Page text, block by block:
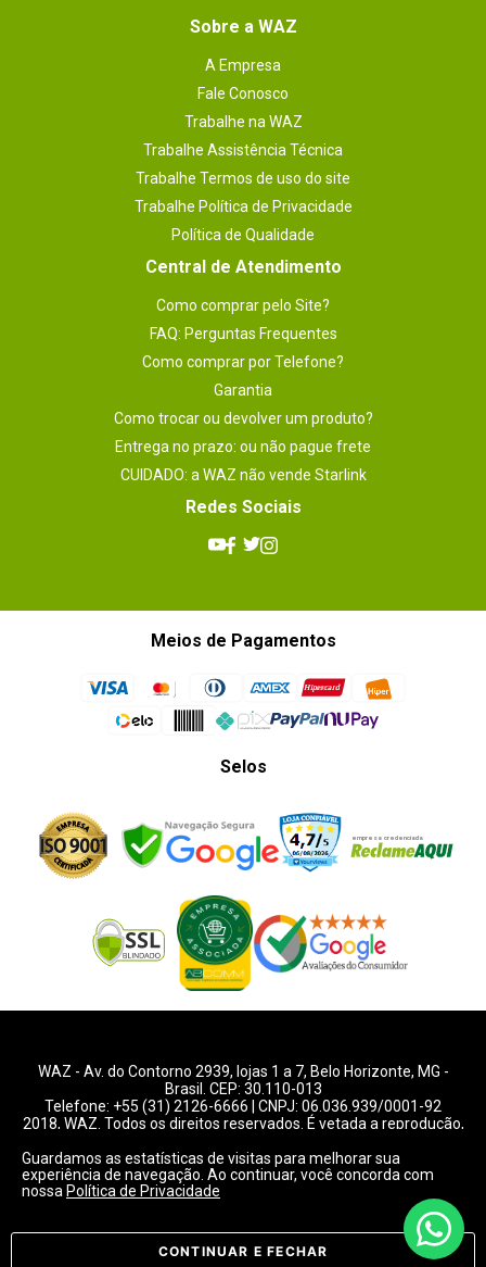
Sobre a WAZ
A Empresa
Fale Conosco
Trabalhe na WAZ
Trabalhe Assistência Técnica
Trabalhe Termos de uso do site
Trabalhe Política de Privacidade
Política de Qualidade
Central de Atendimento
Como comprar pelo Site?
FAQ: Perguntas Frequentes
Como comprar por Telefone?
Garantia
Como trocar ou devolver um produto?
Entrega no prazo: ou não pague frete
CUIDADO: a WAZ não vende Starlink
Redes Sociais
Meios de Pagamentos
Selos
WAZ - Av. do Contorno 2939, lojas 1 a 7, Belo Horizonte, MG -
Brasil. CEP: 30.110-013
Telefone: +55 (31) 2126-6666 | CNPJ: 06.036.939/0001-92
2018, WAZ. Todos os direitos reservados. É vetada a reprodução,
Preços e condições de pagamentos válidos exclusivamente
para compras pelo website.
Guardamos as estatísticas de visitas para melhorar sua
experiência de navegação. Ao continuar, você concorda com
nossa Política de Privacidade
CONTINUAR E FECHAR